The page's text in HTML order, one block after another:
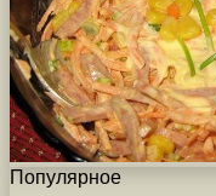
Популярное